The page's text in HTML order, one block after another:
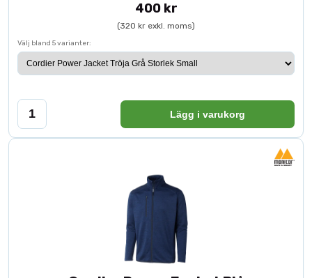
400 kr
(320 kr exkl. moms)
Välj bland 5 varianter:
Lägg i varukorg